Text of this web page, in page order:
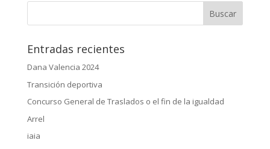
Entradas recientes
Dana Valencia 2024
Transición deportiva
Concurso General de Traslados o el fin de la igualdad
Arrel
iaia